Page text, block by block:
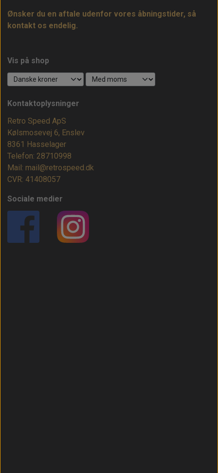
Ønsker du en aftale udenfor vores åbningstider, så
kontakt os endelig.
Vis på shop
Kontaktoplysninger
Retro Speed ApS
Kølsmosevej 6, Enslev
8361 Hasselager
Telefon: 28710998
Mail: mail@retrospeed.dk
CVR: 41408057
Sociale medier